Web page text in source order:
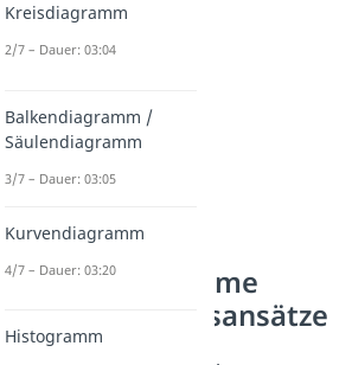
Lineare
Gleichungssysteme
lösen — Lösungsansätze
Kreisdiagramm
2/7 – Dauer: 03:04
Balkendiagramm /
Säulendiagramm
3/7 – Dauer: 03:05
Kurvendiagramm
4/7 – Dauer: 03:20
Histogramm